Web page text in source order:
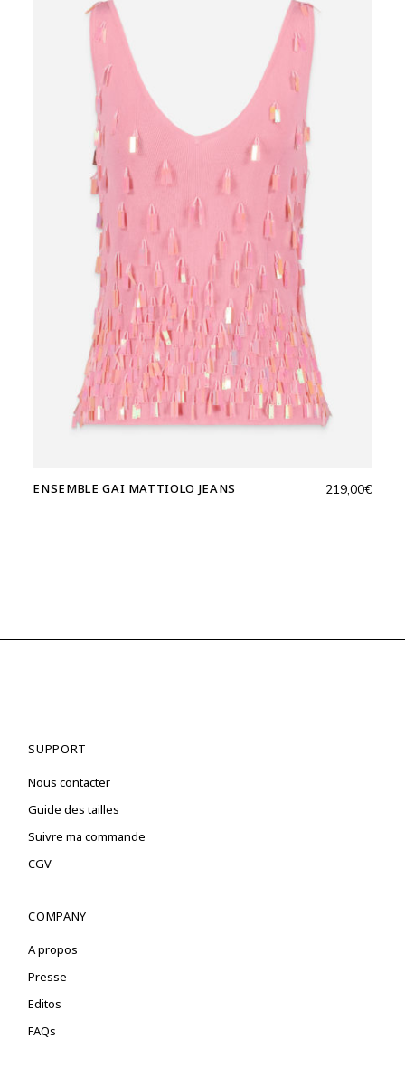
ENSEMBLE GAI MATTIOLO JEANS 219,00€
SUPPORT
Nous contacter
Guide des tailles
Suivre ma commande
CGV
COMPANY
A propos
Presse
Editos
FAQs